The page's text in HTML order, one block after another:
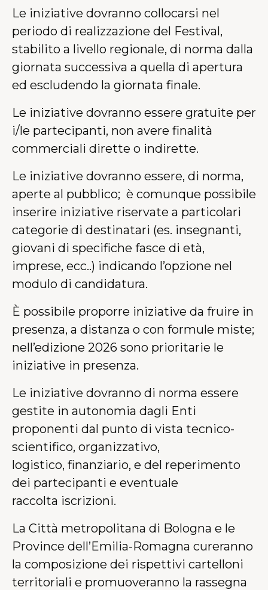
Le iniziative dovranno collocarsi nel
periodo di realizzazione del Festival,
stabilito a livello regionale, di norma dalla
giornata successiva a quella di apertura
ed escludendo la giornata finale.
Le iniziative dovranno essere gratuite per
i/le partecipanti, non avere finalità
commerciali dirette o indirette.
Le iniziative dovranno essere, di norma,
aperte al pubblico; è comunque possibile
inserire iniziative riservate a particolari
categorie di destinatari (es. insegnanti,
giovani di specifiche fasce di età,
imprese, ecc..) indicando l’opzione nel
modulo di candidatura.
È possibile proporre iniziative da fruire in
presenza, a distanza o con formule miste;
nell’edizione 2026 sono prioritarie le
iniziative in presenza.
Le iniziative dovranno di norma essere
gestite in autonomia dagli Enti
proponenti dal punto di vista tecnico-
scientifico, organizzativo,
logistico, finanziario, e del reperimento
dei partecipanti e eventuale
raccolta iscrizioni.
La Città metropolitana di Bologna e le
Province dell’Emilia-Romagna cureranno
la composizione dei rispettivi cartelloni
territoriali e promuoveranno la rassegna